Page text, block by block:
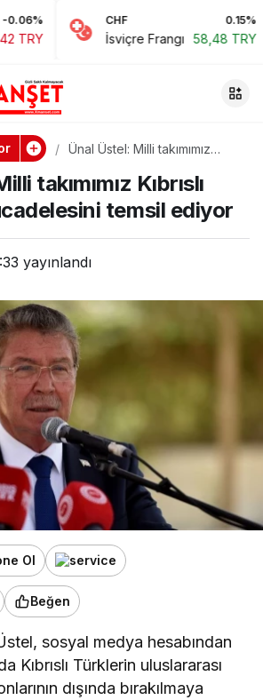
CHF
İsviçre Frangı 58,48 TRY
Ünal Üstel: Milli takımımız
temsil ediyor
takımımız Kıbrıslı
temsil ediyor
yayınlandı
Ol
Beğen
, sosyal medya hesabından
Kıbrıslı Türklerin uluslararası
dışında bırakılmaya
Paylaş